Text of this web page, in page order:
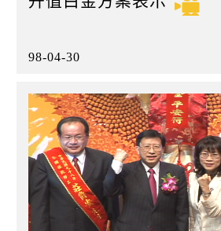
98-04-30